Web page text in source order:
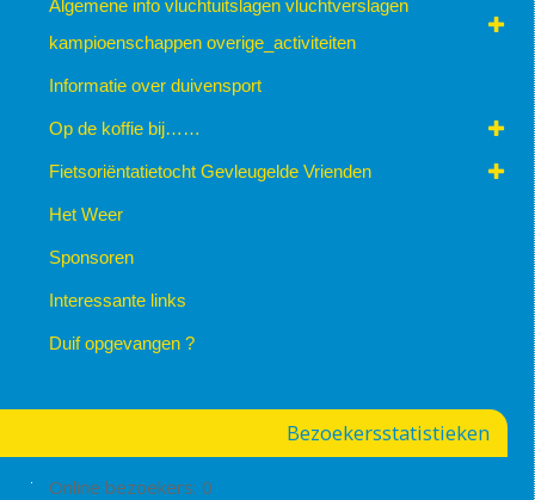
Algemene info vluchtuitslagen vluchtverslagen
kampioenschappen overige_activiteiten
Informatie over duivensport
Op de koffie bij……
Fietsoriëntatietocht Gevleugelde Vrienden
Het Weer
Sponsoren
Interessante links
Duif opgevangen ?
Bezoekersstatistieken
Online bezoekers: 0